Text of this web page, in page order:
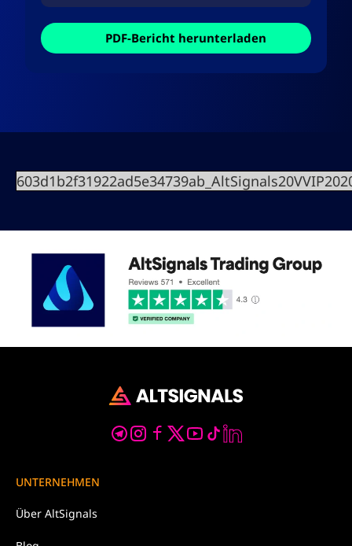
PDF-Bericht herunterladen
UNTERNEHMEN
Über AltSignals